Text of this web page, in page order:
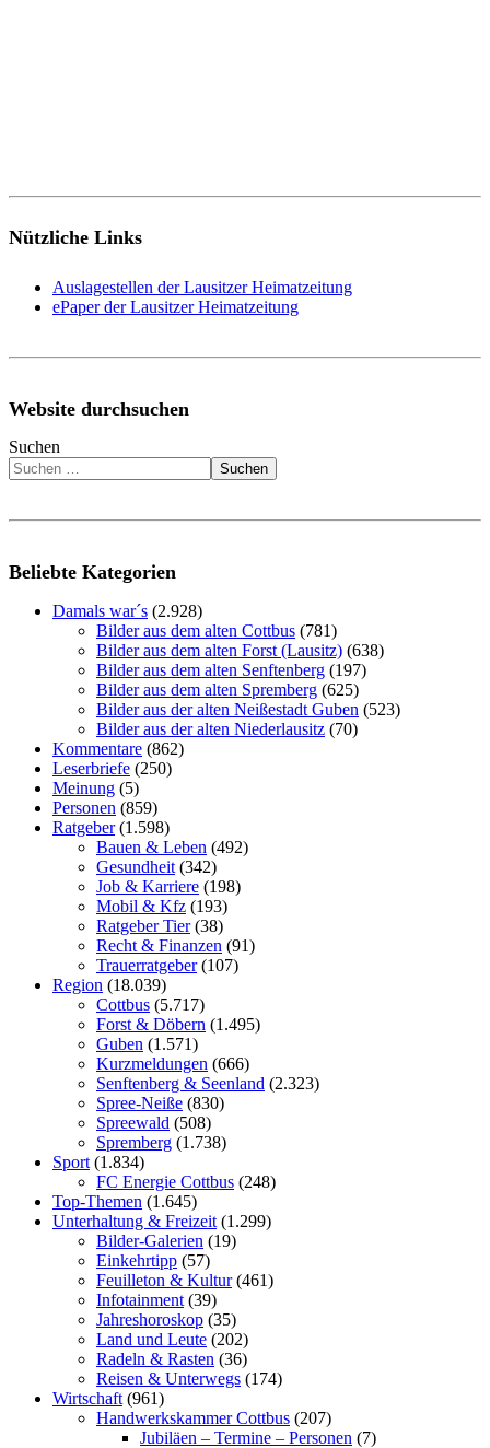
Nützliche Links
Auslagestellen der Lausitzer Heimatzeitung
ePaper der Lausitzer Heimatzeitung
Website durchsuchen
Suchen
Suchen
Beliebte Kategorien
Damals war´s (2.928)
Bilder aus dem alten Cottbus (781)
Bilder aus dem alten Forst (Lausitz) (638)
Bilder aus dem alten Senftenberg (197)
Bilder aus dem alten Spremberg (625)
Bilder aus der alten Neißestadt Guben (523)
Bilder aus der alten Niederlausitz (70)
Kommentare (862)
Leserbriefe (250)
Meinung (5)
Personen (859)
Ratgeber(1.598)
Bauen & Leben (492)
Gesundheit (342)
Job & Karriere (198)
Mobil & Kfz (193)
Ratgeber Tier(38)
Recht & Finanzen (91)
Trauerratgeber(107)
Region (18.039)
Cottbus (5.717)
Forst & Döbern (1.495)
Guben (1.571)
Kurzmeldungen (666)
Senftenberg & Seenland (2.323)
Spree-Neiße (830)
Spreewald (508)
Spremberg (1.738)
Sport (1.834)
FC Energie Cottbus (248)
Top-Themen (1.645)
Unterhaltung & Freizeit (1.299)
Bilder-Galerien (19)
Einkehrtipp (57)
Feuilleton & Kultur(461)
Infotainment (39)
Jahreshoroskop (35)
Land und Leute (202)
Radeln & Rasten (36)
Reisen & Unterwegs (174)
Wirtschaft (961)
Handwerkskammer Cottbus (207)
Jubiläen – Termine – Personen (7)